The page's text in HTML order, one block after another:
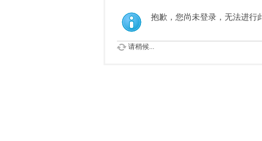
索
抱歉，您尚未登录，无法进行
请稍候...